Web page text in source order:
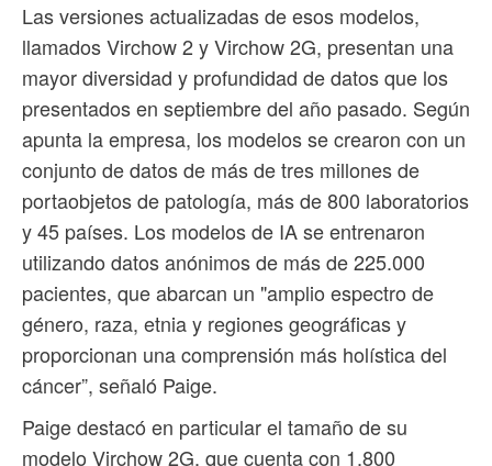
Las versiones actualizadas de esos modelos,
llamados Virchow 2 y Virchow 2G, presentan una
mayor diversidad y profundidad de datos que los
presentados en septiembre del año pasado. Según
apunta la empresa, los modelos se crearon con un
conjunto de datos de más de tres millones de
portaobjetos de patología, más de 800 laboratorios
y 45 países. Los modelos de IA se entrenaron
utilizando datos anónimos de más de 225.000
pacientes, que abarcan un "amplio espectro de
género, raza, etnia y regiones geográficas y
proporcionan una comprensión más holística del
cáncer”, señaló Paige.
Paige destacó en particular el tamaño de su
modelo Virchow 2G, que cuenta con 1,800